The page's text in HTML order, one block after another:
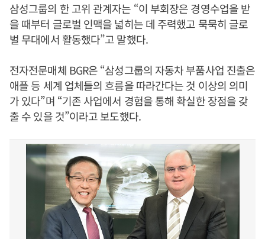
삼성그룹의 한 고위 관계자는 “이 부회장은 경영수업을 받
을 때부터 글로벌 인맥을 넓히는 데 주력했고 묵묵히 글로
벌 무대에서 활동했다”고 말했다.
전자전문매체 BGR은 “삼성그룹의 자동차 부품사업 진출은
애플 등 세계 업체들의 흐름을 따라간다는 것 이상의 의미
가 있다”며 “기존 사업에서 경험을 통해 확실한 장점을 갖
출 수 있을 것”이라고 보도했다.